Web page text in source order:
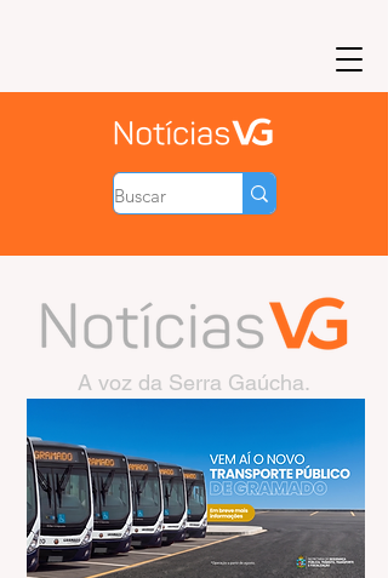
A voz da Serra Gaúcha.